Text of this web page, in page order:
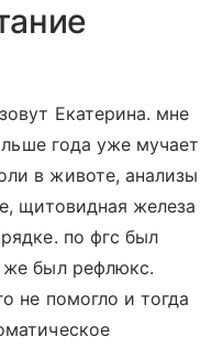
Екатерина. мне
года уже мучает
в животе, анализы
щитовидная железа
по фгс был
же был рефлюкс.
не помогло и тогда